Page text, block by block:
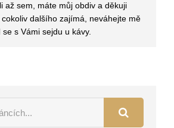
až sem, máte můj obdiv a děkuji
dalšího zajímá, neváhejte mě
s Vámi sejdu u kávy.